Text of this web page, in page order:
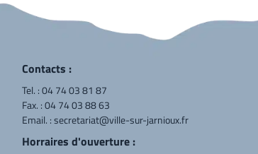
Contacts :
Tel. :04 74 03 81 87
Fax. : 04 74 03 88 63
Email. :secretariat@ville-sur-jarnioux.fr
Horraires d'ouverture :